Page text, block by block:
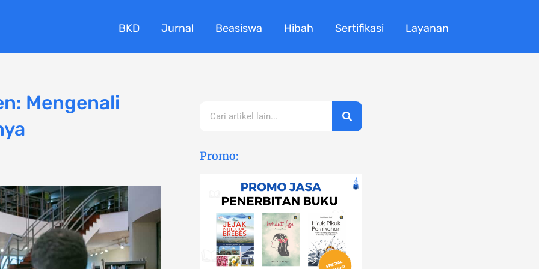
BKD Jurnal Beasiswa Hibah Sertifikasi Layanan
Mengenali
Promo: